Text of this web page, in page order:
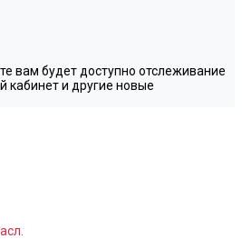
вам будет доступно отслеживание
кабинет и другие новые